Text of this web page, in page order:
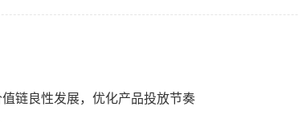
链良性发展，优化产品投放节奏